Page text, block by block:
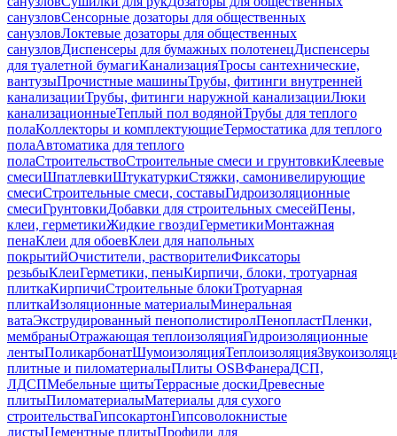
санузловСенсорные дозаторы для общественных
санузловЛоктевые дозаторы для общественных
санузловДиспенсеры для бумажных полотенецДиспенсеры
для туалетной бумагиКанализацияТросы сантехнические,
вантузыПрочистные машиныТрубы, фитинги внутренней
канализацииТрубы, фитинги наружной канализацииЛюки
канализационныеТеплый пол водянойТрубы для теплого
полаКоллекторы и комплектующиеТермостатика для теплого
полаАвтоматика для теплого
полаСтроительствоСтроительные смеси и грунтовкиКлеевые
смесиШпатлевкиШтукатуркиСтяжки, самонивелирующие
смесиСтроительные смеси, составыГидроизоляционные
смесиГрунтовкиДобавки для строительных смесейПены,
клеи, герметикиЖидкие гвоздиГерметикиМонтажная
пенаКлеи для обоевКлеи для напольных
покрытийОчистители, растворителиФиксаторы
резьбыКлеиГерметики, пеныКирпичи, блоки, тротуарная
плиткаКирпичиСтроительные блокиТротуарная
плиткаИзоляционные материалыМинеральная
ватаЭкструдированный пенополистиролПенопластПленки,
мембраныОтражающая теплоизоляцияГидроизоляционные
лентыПоликарбонатШумоизоляцияТеплоизоляция
плитные и пиломатериалыПлиты OSBФанераДСП,
ЛДСПМебельные щитыТеррасные доскиДревесные
плитыПиломатериалыМатериалы для сухого
строительстваГипсокартонГипсоволокнистые
листыЦементные плитыПрофили для